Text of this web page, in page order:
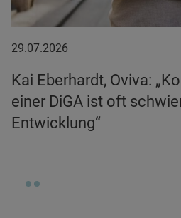
29.07.2026
29.07.2026
Kai Eberhardt, Oviva:
einer DiGA ist oft
Entwicklung“